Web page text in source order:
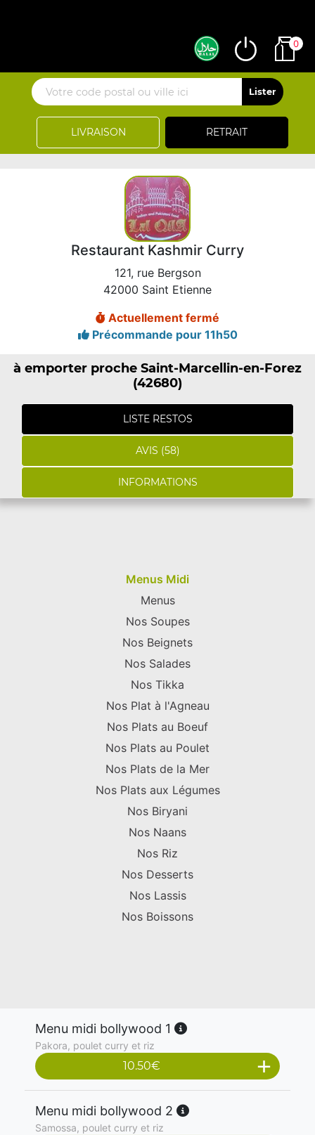
LIVRAISON RETRAIT
0
Restaurant Kashmir Curry
121, rue Bergson
42000 Saint Etienne
Actuellement fermé
Précommande pour 11h50
à emporter proche Saint-Marcellin-en-Forez
(42680)
LISTE RESTOS
AVIS (58)
INFORMATIONS
Menus Midi
Menus
Nos Soupes
Nos Beignets
Nos Salades
Nos Tikka
Nos Plat à l'Agneau
Nos Plats au Boeuf
Nos Plats au Poulet
Nos Plats de la Mer
Nos Plats aux Légumes
Nos Biryani
Nos Naans
Nos Riz
Nos Desserts
Nos Lassis
Nos Boissons
Menu midi bollywood 1
Pakora, poulet curry et riz
10.50€
Menu midi bollywood 2
Samossa, poulet curry et riz